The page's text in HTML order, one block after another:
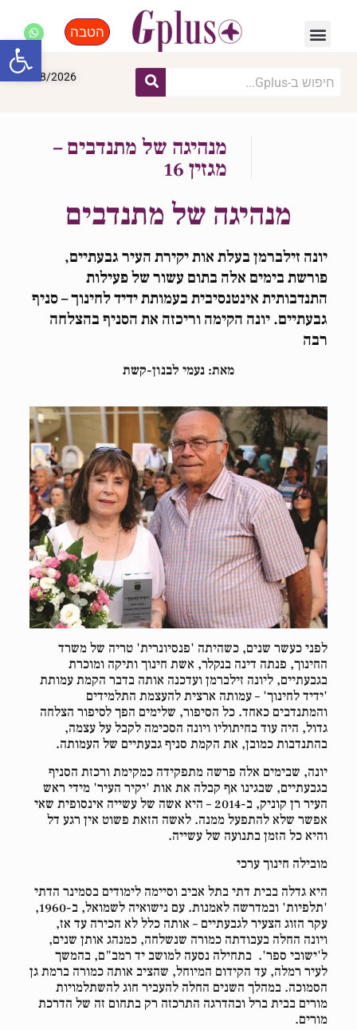
הטבה
07/08/2026
מנהיגה של מתנדבים –
מגזין 16
מנהיגה של מתנדבים
יונה זילברמן בעלת אות יקירת העיר גבעתיים,
פורשת בימים אלה בתום עשור של פעילות
התנדבותית אינטנסיבית בעמותת ידיד לחינוך – סניף
גבעתיים. יונה הקימה וריכזה את הסניף בהצלחה
רבה
מאת: נעמי לבנון-קשת
לפני כעשר שנים, כשהיתה 'פנסיונרית' טריה של משרד
החינוך, פנתה דינה בנקלר, אשת חינוך ותיקה ומוכרת
בגבעתיים, ליונה זילברמן ועדכנה אותה בדבר הקמת עמותת
'ידיד לחינוך' – עמותה ארצית להעצמת התלמידים
והמתנדבים כאחד. כל הסיפור, שלימים הפך לסיפור הצלחה
גדול, היה עוד בחיתוליו ויונה הסכימה לקבל על עצמה,
בהתנדבות כמובן, את הקמת סניף גבעתיים של העמותה.
יונה, שבימים אלה פרשה מתפקידה כמקימת ורכזת הסניף
בגבעתיים, שבגינו אף קבלה את אות 'יקיר העיר' מידי ראש
העיר רן קוניק, ב-2014 – היא אשה של עשייה אינסופית שאי
אפשר שלא להתפעל ממנה. לאשה הזאת פשוט אין רגע דל
והיא כל הזמן בתנועה של עשייה.
מובילה חינוך ערכי
היא גדלה בבית דתי בתל אביב וסיימה לימודים בסמינר הדתי
'תלפיות' ובמדרשה לאמנות. עם נישואיה לשמואל, ב-1960,
עקר הזוג הצעיר לגבעתיים – אותה כלל לא הכירה עד אז,
ויונה החלה בעבודתה כמורה שנשלחה, כמנהג אותן שנים,
ל'ישובי ספר'. בתחילה נסעה למושב יד רמב"ם, בהמשך
לעיר רמלה, עד הקידום המיוחל, שהציב אותה כמורה ברמת גן
הסמוכה. במהלך השנים החלה להעביר חוג להשתלמויות
מורים בבית ברל ובהדרגה התרכזה רק בתחום זה של הדרכת
מורים.
פתח